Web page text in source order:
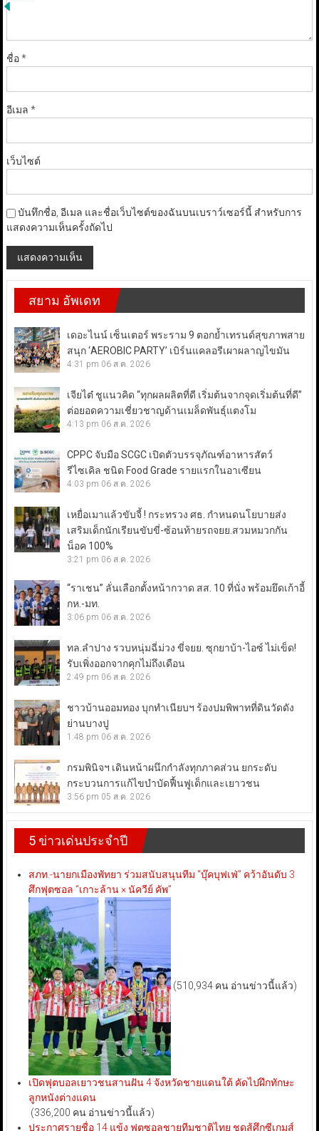
ชื่อ*
อีเมล *
เว็บไซต์
บันทึกชื่อ, อีเมล และชื่อเว็บไซต์ของฉันบนเบราว์เซอร์นี้ สำหรับการ
แสดงความเห็นครั้งถัดไป
สยาม อัพเดท
เดอะไนน์ เซ็นเตอร์ พระราม 9 ตอกย้ำเทรนด์สุขภาพสาย
สนุก ‘AEROBIC PARTY’ เบิร์นแคลอรีเผาผลาญไขมัน
4:31 pm 06 ส.ค. 2026
เจียไต๋ ชูแนวคิด “ทุกผลผลิตที่ดี เริ่มต้นจากจุดเริ่มต้นที่ดี”
ต่อยอดความเชี่ยวชาญด้านเมล็ดพันธุ์แตงโม
4:13 pm 06 ส.ค. 2026
CPPC จับมือ SCGC เปิดตัวบรรจุภัณฑ์อาหารสัตว์
รีไซเคิล ชนิด Food Grade รายแรกในอาเซียน
4:03 pm 06 ส.ค. 2026
เหยื่อเมาแล้วขับจี้ ! กระทรวง ศธ. กำหนดนโยบายส่ง
เสริมเด็กนักเรียนขับขี่-ซ้อนท้ายรถจยย.สวมหมวกกัน
น็อค 100%
3:21 pm 06 ส.ค. 2026
“ราเชน” ลั่นเลือกตั้งหน้ากวาด สส. 10 ที่นั่ง พร้อมยึดเก้าอี้
กห.-มท.
3:06 pm 06 ส.ค. 2026
ทล.ลำปาง รวบหนุ่มฉี่ม่วง ขี่จยย. ซุกยาบ้า-ไอซ์ ไม่เข็ด!
รับเพิ่งออกจากคุกไม่ถึงเดือน
2:49 pm 06 ส.ค. 2026
ชาวบ้านออมทอง บุกทำเนียบฯ ร้องปมพิพาทที่ดินวัดดัง
ย่านบางปู
1:48 pm 06 ส.ค. 2026
กรมพินิจฯ เดินหน้าผนึกกำลังทุกภาคส่วน ยกระดับ
กระบวนการแก้ไขบำบัดฟื้นฟูเด็กและเยาวชน
3:56 pm 05 ส.ค. 2026
5 ข่าวเด่นประจำปี
สภท.-นายกเมืองพัทยา ร่วมสนับสนุนทีม “บุ๊คบุฟเฟ่” คว้าอันดับ 3
ศึกฟุตซอล “เกาะล้าน × นัควีย์ คัพ”
(510,934 คน อ่านข่าวนี้แล้ว)
เปิดฟุตบอลเยาวชนสานฝัน 4 จังหวัดชายแดนใต้ คัดไปฝึกทักษะ
ลูกหนังต่างแดน
(336,200 คน อ่านข่าวนี้แล้ว)
ประกาศรายชื่อ 14 แข้ง ฟุตซอลชายทีมชาติไทย ชุดสู้ศึกซีเกมส์